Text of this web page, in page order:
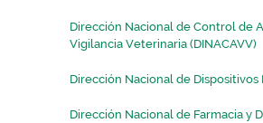
Dirección Nacional de Control de
Vigilancia Veterinaria (DINACAVV)
Dirección Nacional de Dispositivos
Dirección Nacional de Farmacia y